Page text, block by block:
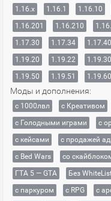
1.16.x
1.16.1 1.16.10
1.16.201
1.16.210
1.17.30
1.17.34 1.17.40
1.19.20
1.19.22 1.19.30
1.19.50
1.19.51 1.19.60
Моды и дополнения:
с 1000лвл c Креативом
с Голодными играми
с
с кейсами
с продажей
с Bed Wars
со
ГТА 5 — GTA
Без
с паркуром
с RPG с